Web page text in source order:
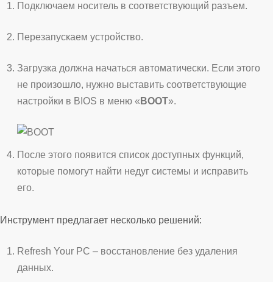
Подключаем носитель в соответствующий разъем.
Перезапускаем устройство.
Загрузка должна начаться автоматически. Если этого
не произошло, нужно выставить соответствующие
настройки в BIOS в меню « BOOT».
После этого появится список доступных функций,
которые помогут найти недуг системы и исправить
его.
Инструмент предлагает несколько решений:
Refresh Your PC – восстановление без удаления
данных.